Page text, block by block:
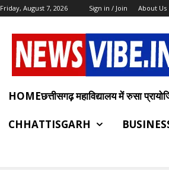
Friday, August 7, 2026 Sign in / Join About Us
HOMEछत्तीसगढ़ महाविद्यालय में रुसा
CHHATTISGARH